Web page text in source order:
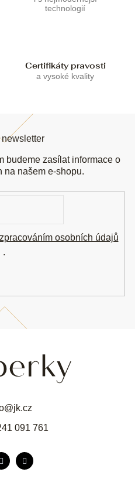
technologií
Certifikáty pravosti
a vysoké kvality
@jk.cz
091 761
budeme zasílat informace o
na našem e-shopu.
zpracováním osobních údajů
.